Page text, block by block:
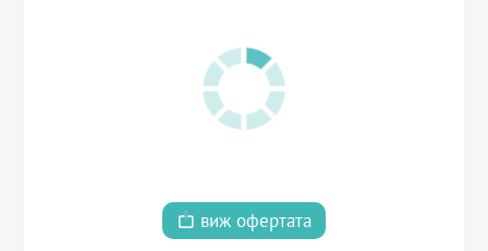
виж офертата